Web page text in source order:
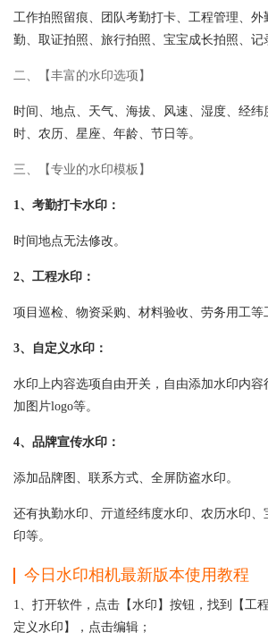
工作拍照留痕、团队考勤打卡、工程管理、外
勤、取证拍照、旅行拍照、宝宝成长拍照、记
二、【丰富的水印选项】
时间、地点、天气、海拔、风速、湿度、经
时、农历、星座、年龄、节日等。
三、【专业的水印模板】
1、考勤打卡水印：
时间地点无法修改。
2、工程水印：
项目巡检、物资采购、材料验收、劳务用工等
3、自定义水印：
水印上内容选项自由开关，自由添加水印内容
加图片logo等。
4、品牌宣传水印：
添加品牌图、联系方式、全屏防盗水印。
还有执勤水印、亓道经纬度水印、农历水印、
印等。
今日水印相机最新版本使用教程
1、打开软件，点击【水印】按钮，找到【工
定义水印】，点击编辑；